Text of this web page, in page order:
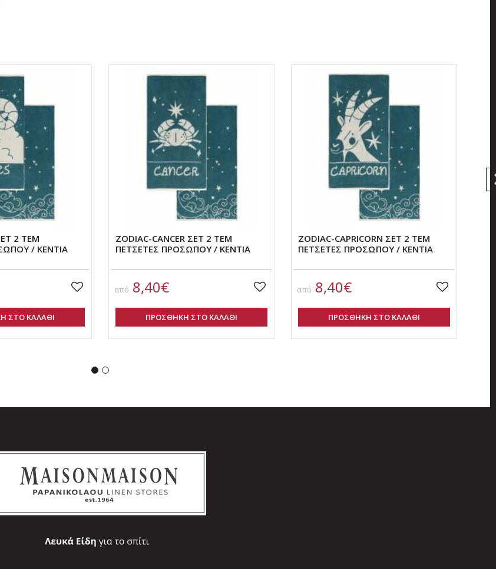
2 ΤΕΜ
/ ΚΕΝΤΙΑ
ΣΤΟ ΚΑΛΑΘΙ
ZODIAC-CANCER ΣΕΤ 2 ΤΕΜ
ΠΕΤΣΕΤΕΣ ΠΡΟΣΩΠΟΥ / ΚΕΝΤΙΑ
από 8,40€
ΠΡΟΣΘΗΚΗ ΣΤΟ ΚΑΛΑΘΙ
ZODIAC-CAPRICORN ΣΕΤ 2 ΤΕΜ
ΠΕΤΣΕΤΕΣ ΠΡΟΣΩΠΟΥ / ΚΕΝΤΙΑ
από 8,40€
ΠΡΟΣΘΗΚΗ ΣΤΟ ΚΑΛΑΘΙ